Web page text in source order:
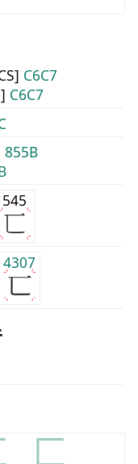
C6C7
C6C7
855B
545
4307
匚